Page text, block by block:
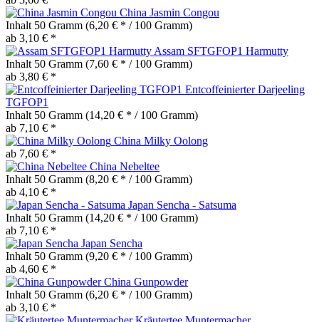
China Jasmin Congou
Inhalt 50 Gramm (6,20 € * / 100 Gramm)
ab 3,10 € *
Assam SFTGFOP1 Harmutty
Inhalt 50 Gramm (7,60 € * / 100 Gramm)
ab 3,80 € *
Entcoffeinierter Darjeeling
TGFOP1
Inhalt 50 Gramm (14,20 € * / 100 Gramm)
ab 7,10 € *
China Milky Oolong
ab 7,60 € *
China Nebeltee
Inhalt 50 Gramm (8,20 € * / 100 Gramm)
ab 4,10 € *
Japan Sencha - Satsuma
Inhalt 50 Gramm (14,20 € * / 100 Gramm)
ab 7,10 € *
Japan Sencha
Inhalt 50 Gramm (9,20 € * / 100 Gramm)
ab 4,60 € *
China Gunpowder
Inhalt 50 Gramm (6,20 € * / 100 Gramm)
ab 3,10 € *